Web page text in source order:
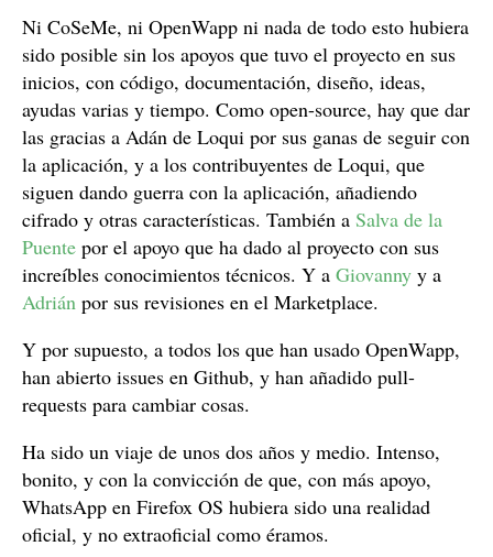
Ni CoSeMe, ni OpenWapp ni nada de todo esto hubiera
sido posible sin los apoyos que tuvo el proyecto en sus
inicios, con código, documentación, diseño, ideas,
ayudas varias y tiempo. Como open-source, hay que dar
las gracias a Adán de Loqui por sus ganas de seguir con
la aplicación, y a los contribuyentes de Loqui, que
siguen dando guerra con la aplicación, añadiendo
cifrado y otras características. También a Salva de la
Puente por el apoyo que ha dado al proyecto con sus
increíbles conocimientos técnicos. Y a Giovanny y a
Adrián por sus revisiones en el Marketplace.
Y por supuesto, a todos los que han usado OpenWapp,
han abierto issues en Github, y han añadido pull-
requests para cambiar cosas.
Ha sido un viaje de unos dos años y medio. Intenso,
bonito, y con la convicción de que, con más apoyo,
WhatsApp en Firefox OS hubiera sido una realidad
oficial, y no extraoficial como éramos.